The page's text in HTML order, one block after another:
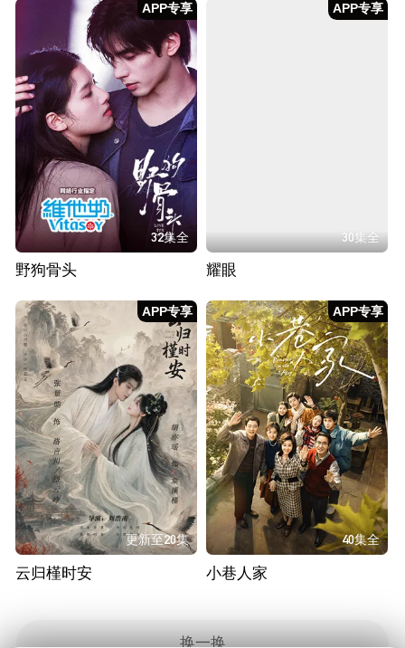
APP专享
32集全
野狗骨头
APP专享
30集全
耀眼
APP专享
更新至20集
云归槿时安
APP专享
40集全
小巷人家
换一换